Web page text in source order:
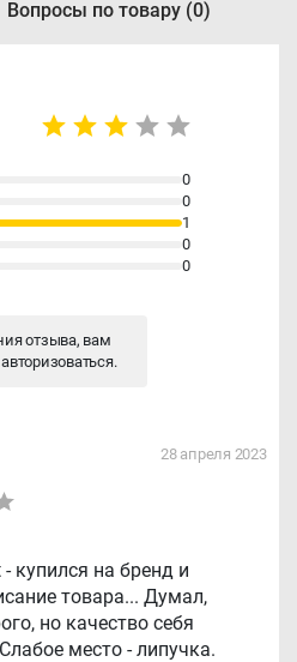
Вопросы по товару (0)
28 апреля 2023
купился на бренд и
товара... Думал,
но качество себя
место - липучка.
0
0
1
0
0
отзыва, вам
авторизоваться.